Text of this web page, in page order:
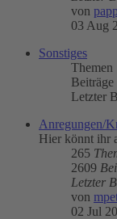
von
03 Aug
Sonstiges
Themen
Beiträge
Letzter
Anregungen/
Hier könnt ihr
265
2609
Letzter
von
02 Jul